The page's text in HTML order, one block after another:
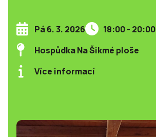
Pá 6. 3. 2026
18:00 - 20:00
Hospůdka Na Šikmé ploše
Více informací